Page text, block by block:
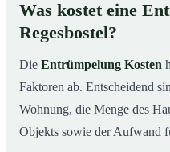
Was kostet eine
Regesbostel?
Die Entrümpelung Kosten
Faktoren ab. Entscheidend
Wohnung, die Menge des
Objekts sowie der Aufwand